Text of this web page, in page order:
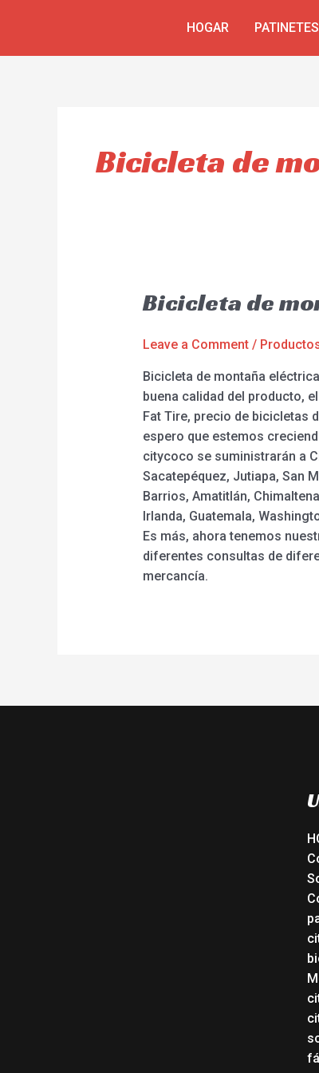
HOGAR
Bicicleta de
Bicicleta de
Leave a Comment /
Bicicleta de montaña
buena calidad del producto,
Fat Tire, precio de bicicletas
espero que estemos
citycoco se suministrarán a
Sacatepéquez, Jutiapa, San
Barrios, Amatitlán,
Irlanda, Guatemala,
Es más, ahora tenemos
diferentes consultas de
mercancía.